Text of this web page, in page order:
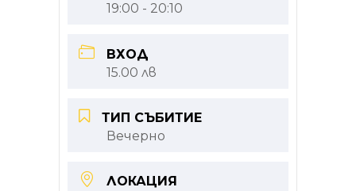
19:00 - 20:10
ВХОД
15.00 лв
ТИП СЪБИТИЕ
Вечерно
ЛОКАЦИЯ